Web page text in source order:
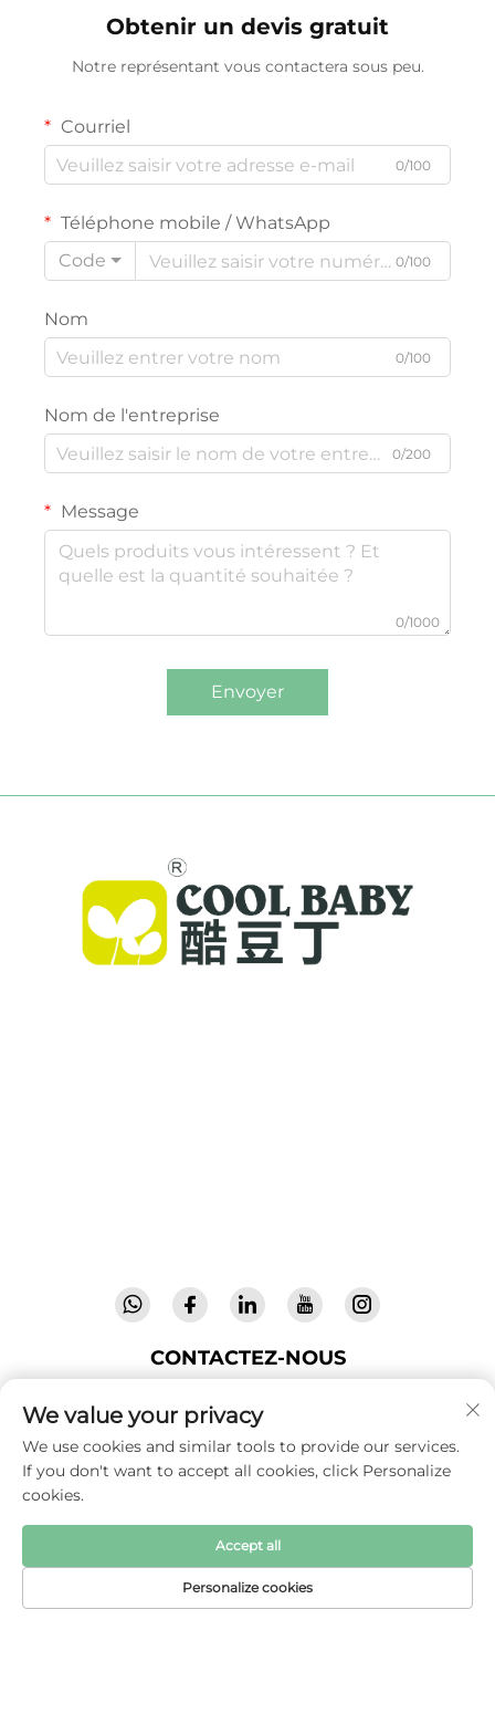
Obtenir un devis gratuit
Notre représentant vous contactera sous peu.
Courriel
0/100
Téléphone mobile / WhatsApp
Code
0/100
Nom
0/100
Nom de l'entreprise
0/200
Message
0/1000
Envoyer
CONTACTEZ-NOUS
237158, Longshu Road, North Industry Park, Jin'an
Zone, Lu'an City, Anhui Province, Chine
[email protected]
We value your privacy
We use cookies and similar tools to provide our services.
If you don't want to accept all cookies, click Personalize
cookies.
Personalize cookies
Accept all